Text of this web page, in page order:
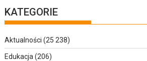
KATEGORIE
Aktualności (25 238)
Edukacja (206)